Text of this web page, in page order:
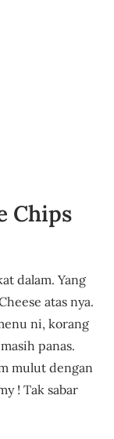
Chips
dalam. Yang
atas nya.
ni, korang
panas.
mulut dengan
! Tak sabar